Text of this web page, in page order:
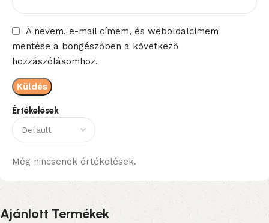
Értékelések
Még nincsenek értékelések.
A nevem, e-mail címem, és weboldalcímem
mentése a böngészőben a következő
hozzászólásomhoz.
Ajánlott Termékek